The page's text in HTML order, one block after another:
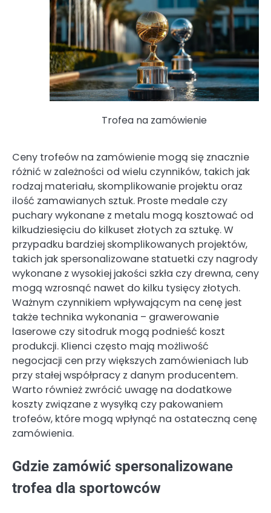
Trofea na zamówienie
Ceny trofeów na zamówienie mogą się znacznie
różnić w zależności od wielu czynników, takich jak
rodzaj materiału, skomplikowanie projektu oraz
ilość zamawianych sztuk. Proste medale czy
puchary wykonane z metalu mogą kosztować od
kilkudziesięciu do kilkuset złotych za sztukę. W
przypadku bardziej skomplikowanych projektów,
takich jak spersonalizowane statuetki czy nagrody
wykonane z wysokiej jakości szkła czy drewna, ceny
mogą wzrosnąć nawet do kilku tysięcy złotych.
Ważnym czynnikiem wpływającym na cenę jest
także technika wykonania – grawerowanie
laserowe czy sitodruk mogą podnieść koszt
produkcji. Klienci często mają możliwość
negocjacji cen przy większych zamówieniach lub
przy stałej współpracy z danym producentem.
Warto również zwrócić uwagę na dodatkowe
koszty związane z wysyłką czy pakowaniem
trofeów, które mogą wpłynąć na ostateczną cenę
zamówienia.
Gdzie zamówić spersonalizowane
trofea dla sportowców